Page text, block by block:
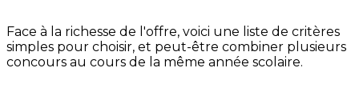
Face à la richesse de l'offre, voici une liste de critères
simples pour choisir, et peut-être combiner plusieurs
concours au cours de la même année scolaire.